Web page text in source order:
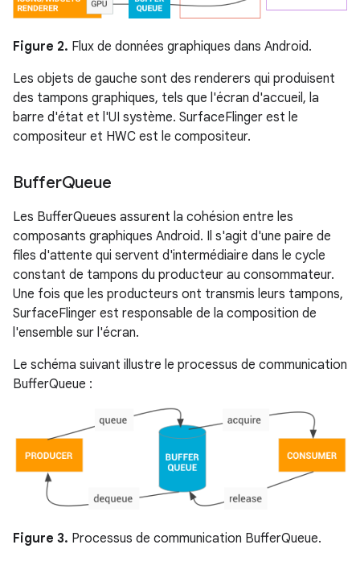
Figure 2. Flux de données graphiques dans Android.
Les objets de gauche sont des renderers qui produisent
des tampons graphiques, tels que l'écran d'accueil, la
barre d'état et l'UI système. SurfaceFlinger est le
compositeur et HWC est le compositeur.
BufferQueue
Les BufferQueues assurent la cohésion entre les
composants graphiques Android. Il s'agit d'une paire de
files d'attente qui servent d'intermédiaire dans le cycle
constant de tampons du producteur au consommateur.
Une fois que les producteurs ont transmis leurs tampons,
SurfaceFlinger est responsable de la composition de
l'ensemble sur l'écran.
Le schéma suivant illustre le processus de communication
BufferQueue :
Figure 3. Processus de communication BufferQueue.